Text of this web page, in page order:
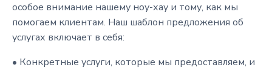
особое внимание нашему ноу-хау и тому, как мы
помогаем клиентам. Наш шаблон предложения об
услугах включает в себя:
• Конкретные услуги, которые мы предоставляем, и